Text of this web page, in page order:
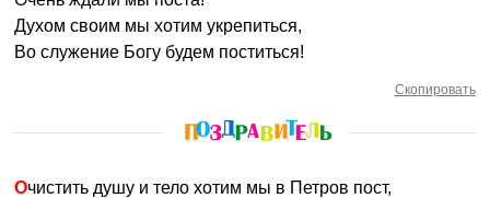
Духом своим мы хотим укрепиться,
Во служение Богу будем поститься!
Скопировать
Очистить душу и тело хотим мы в Петров пост,